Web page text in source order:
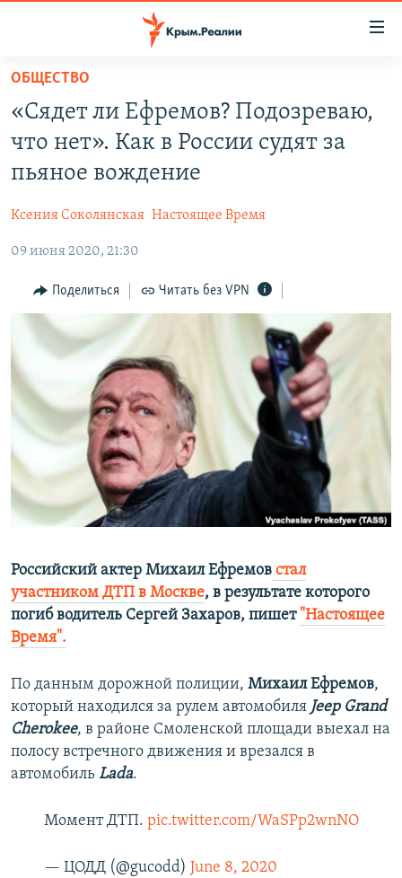
Вернуться
основному
содержанию
главной
Вернутся
поиску
СПЕЦПРОЕКТЫ
11 ЛЕТ ОККУПАЦИИ КРЫМА. 11 ИСТОРИЙ СОПРОТИВЛЕНИЯ
ЕЩЕ
ИНТЕРАКТИВ
ИНФОГРАФИКА
ТЕЛЕПРОЕКТ КРЫМ.РЕАЛИИ
СОВЕТЫ ПРАВОЗАЩИТНИКОВ
ПРОПАВШИЕ БЕЗ ВЕСТИ
ПОБЕДИТЕЛЕЙ НЕ СУДЯТ?
КРЫМ.НЕПОКОРЕННЫЙ
УКРАИНСКАЯ ПРОБЛЕМА КРЫМА
РАДІО СВОБОДА
КАК ОБОЙТИ БЛОКИРОВКУ
Українською
Qırımtatar
ПРИСОЕДИНЯЙТЕСЬ!
ОБЩЕСТВО
«Сядет ли Ефремов? Подозреваю,
что нет». Как в России судят за
пьяное вождение
Ксения Соколянская Настоящее Время
09 июня 2020, 21:30
Поделиться Читать без VPN
Российский актер Михаил Ефремов стал
участником ДТП в Москве, в результате которого
погиб водитель Сергей Захаров, пишет "Настоящее
Время".
По данным дорожной полиции, Михаил Ефремов,
который находился за рулем автомобиля Jeep Grand
Cherokee, в районе Смоленской площади выехал на
полосу встречного движения и врезался в
автомобиль Lada.
Момент ДТП. pic.twitter.com/WaSPp2wnNO
— ЦОДД (@gucodd) June 8, 2020